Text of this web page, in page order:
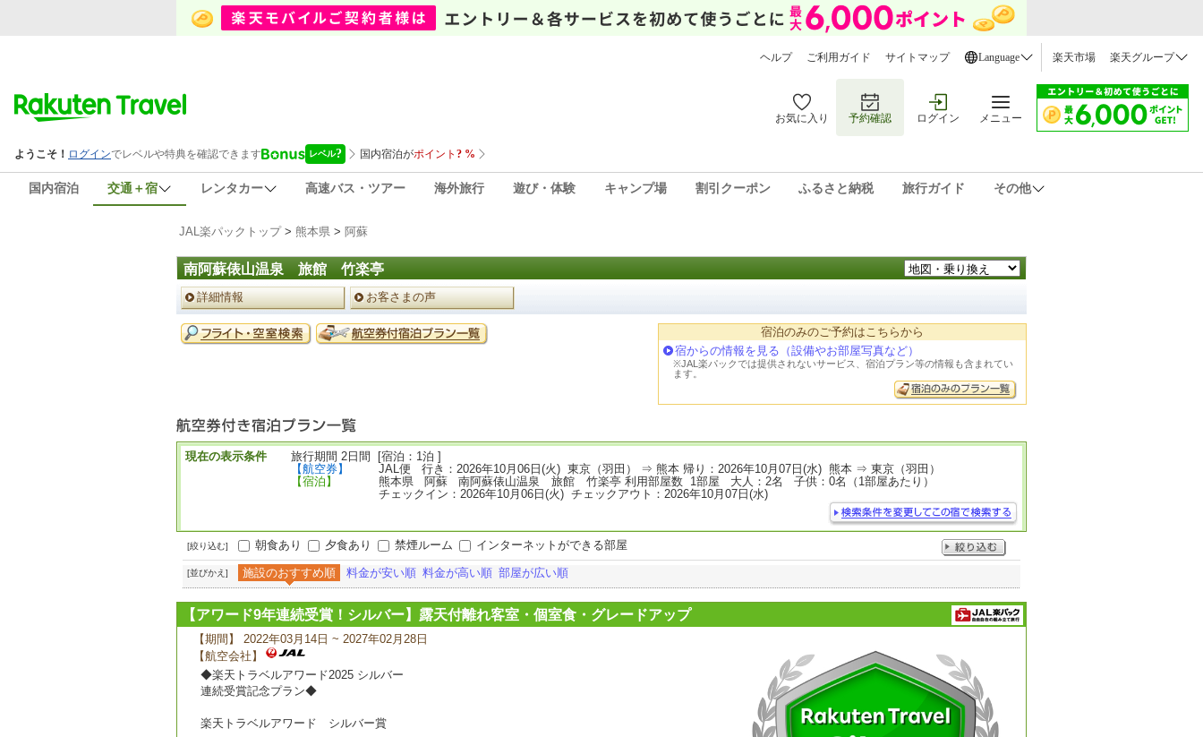
ヘルプ ご利用ガイド サイトマップ Language 楽天市場 楽天グループ
お気に入り 予約確認 ログイン メニュー
国内宿泊 交通＋宿 レンタカー 高速バス・ツアー 海外旅行 遊び・体験 キャンプ場 割引クーポン ふるさと納税 旅行ガイド その他
JAL楽パックトップ> 熊本県 > 阿蘇
南阿蘇俵山温泉 旅館 竹楽亭
ペ
ー
ジ
メ
ニ
詳細情報 お客さまの声
予
約
宿泊のみのご予約はこちらから
宿からの情報を見る（設備やお部屋写真など）
※JAL楽パックでは提供されないサービス、宿泊プラン等の情報も含まれてい
ます。
現在の表示条件
旅行期間 2日間 [宿泊：1泊 ]
【航空券】
JAL便 行き：2026年10月06日(火) 東京（羽田） ⇒ 熊本 帰り：2026年10月07日(水) 熊本 ⇒ 東京（羽田）
【宿泊】
熊本県 阿蘇 南阿蘇俵山温泉 旅館 竹楽亭 利用部屋数 1部屋 大人：2名 子供：0名（1部屋あたり）
チェックイン：2026年10月06日(火) チェックアウト：2026年10月07日(水)
[絞り込む] 朝食あり 夕食あり 禁煙ルーム インターネットができる部屋
[並びかえ] 施設のおすすめ順 料金が安い順 料金が高い順 部屋が広い順
【アワード9年連続受賞！シルバー】露天付離れ客室・個室食・グレードアップ
【期間】 2022年03月14日 ~ 2027年02月28日
【航空会社】
◆楽天トラベルアワード2025 シルバー
連続受賞記念プラン◆
楽天トラベルアワード シルバー賞